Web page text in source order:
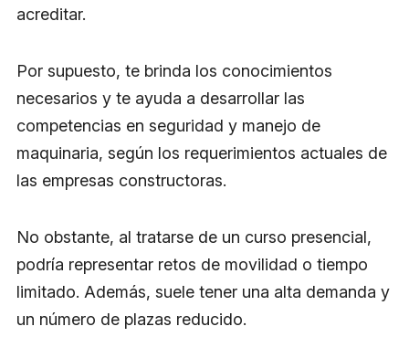
acreditar.
Por supuesto, te brinda los conocimientos
necesarios y te ayuda a desarrollar las
competencias en seguridad y manejo de
maquinaria, según los requerimientos actuales de
las empresas constructoras.
No obstante, al tratarse de un curso presencial,
podría representar retos de movilidad o tiempo
limitado. Además, suele tener una alta demanda y
un número de plazas reducido.